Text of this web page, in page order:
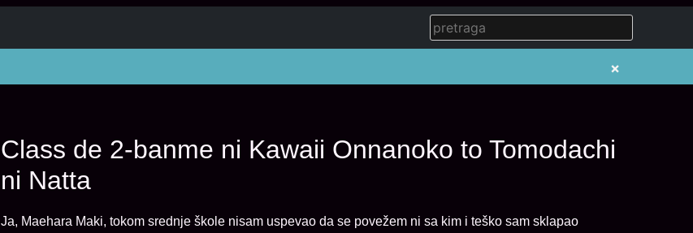
×
Class de 2-banme ni Kawaii Onnanoko to Tomodachi
ni Natta
Ja, Maehara Maki, tokom srednje škole nisam uspevao da se povežem ni sa kim i teško sam sklapao